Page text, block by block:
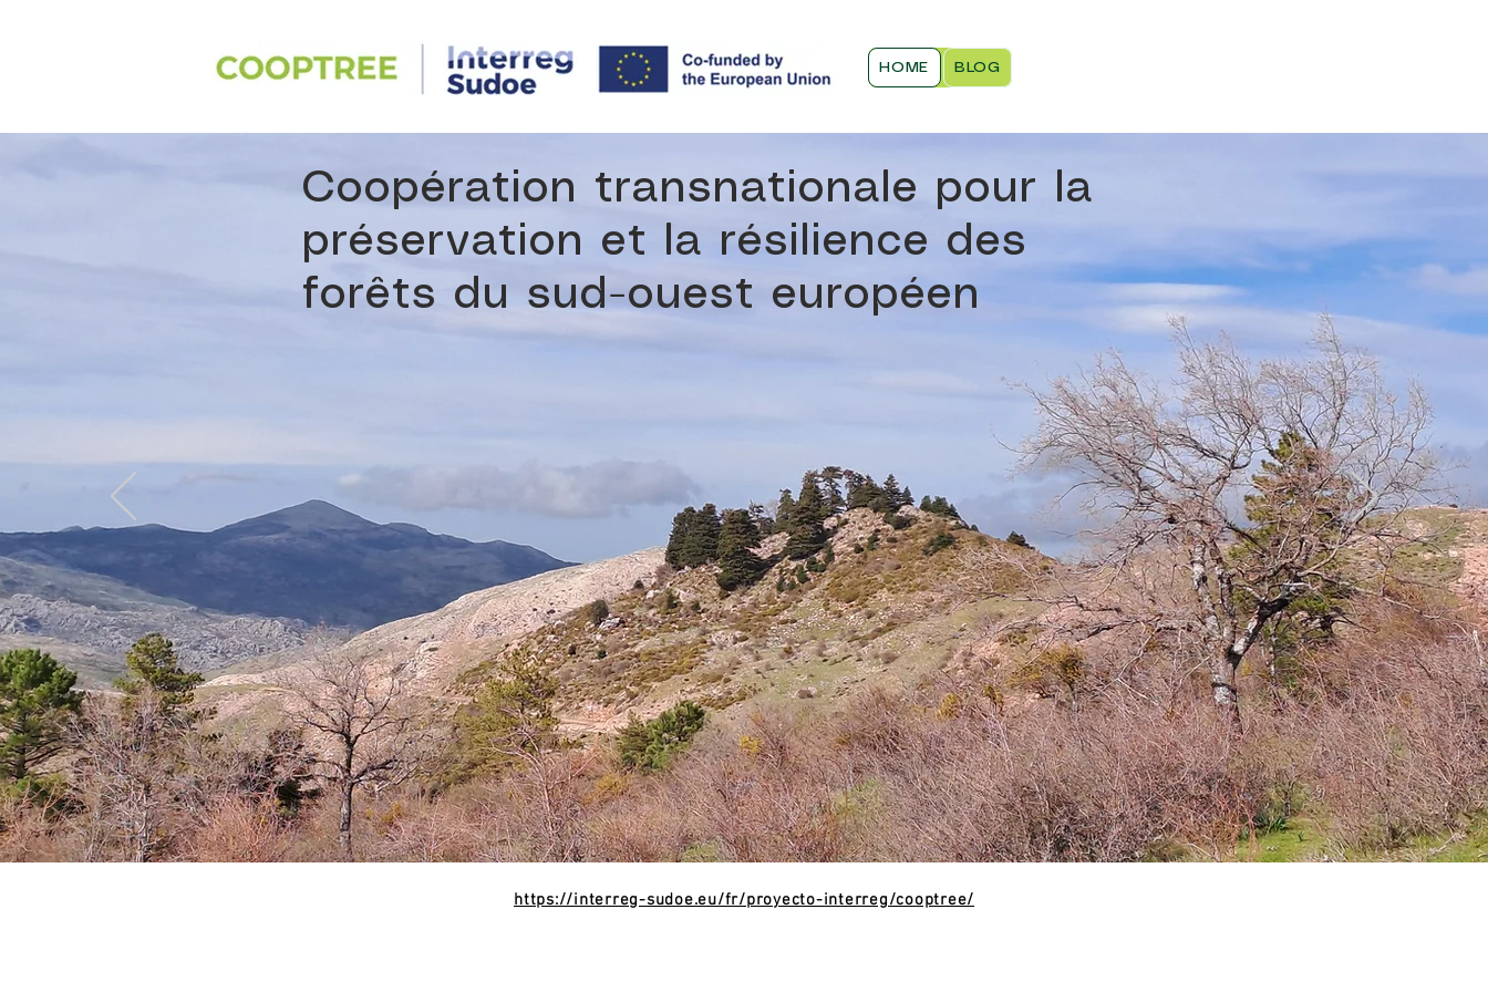
HOME BLOG
Coopération transnationale pour la
préservation et la résilience des
forêts du sud-ouest européen
https://interreg-sudoe.eu/fr/proyecto-interreg/cooptree/